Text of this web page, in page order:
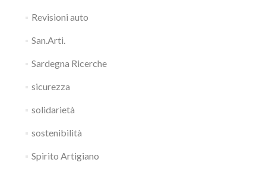
Revisioni auto
San.Arti.
Sardegna Ricerche
sicurezza
solidarietà
sostenibilità
Spirito Artigiano